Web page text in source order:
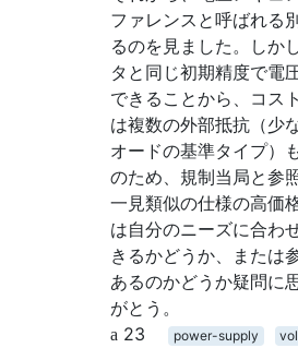
ファレンスと呼ばれる
るのを見ました。しか
タと同じ初期精度で電
できることから、コス
は複数の外部抵抗（少
オードの基準タイプ）
のため、規制当局と参
一見類似の仕様の高価
は自分のニーズに合わ
きるかどうか、または
あるのか​​どうか疑問に
がとう。
23
power-supply